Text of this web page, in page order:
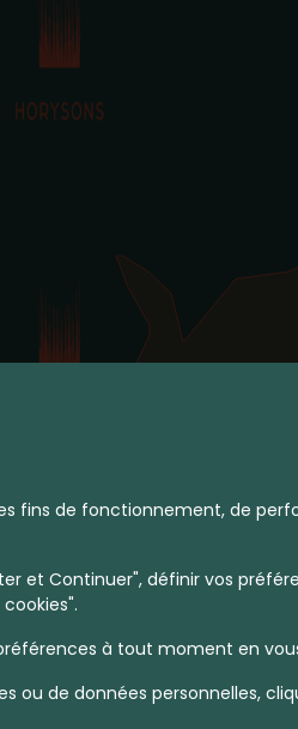
fins de fonctionnement, de
et Continuer", définir vos
à tout moment en
ou de données personnelles,